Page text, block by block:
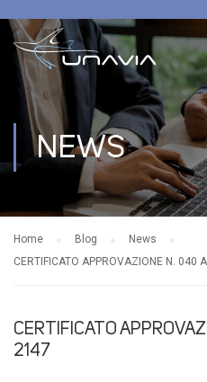
NEWS
Home Blog
News
CERTIFICATO APPROVAZIONE N. 040
CERTIFICATO
2147